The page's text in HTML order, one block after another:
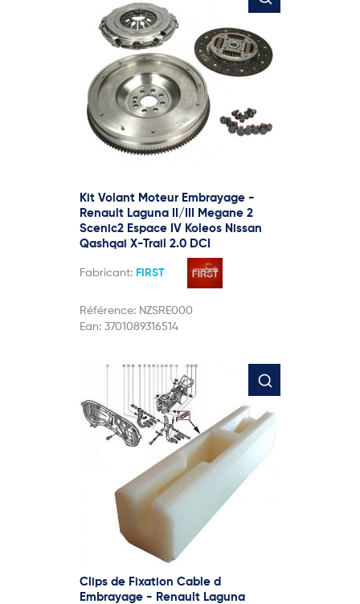
Kit Volant Moteur Embrayage -
Renault Laguna II/III Megane 2
Scenic2 Espace IV Koleos Nissan
Qashqai X-Trail 2.0 DCI
Fabricant: FIRST
Référence: NZSRE000
Ean: 3701089316514
Clips de Fixation Cable d
Embrayage - Renault Laguna